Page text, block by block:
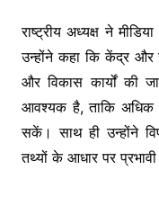
राष्ट्रीय अध्यक्ष ने
उन्होंने कहा कि केंद्र और
और विकास कार्यों की
आवश्यक है, ताकि अधिक
सकें। साथ ही उन्होंने
तथ्यों के आधार पर